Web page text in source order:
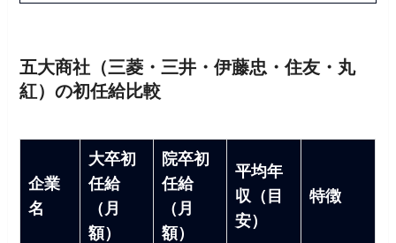
五大商社（三菱・三井・伊藤忠・住友・丸
紅）の初任給比較
企業
名
大卒初
任給
（月
額）
院卒初
任給
（月
額）
平均年
収（目
安）
特徴